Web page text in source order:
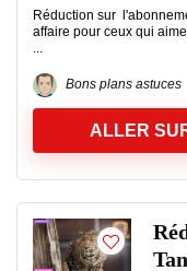
Réduction sur
affaire pour ceux qui
...
Bons plans astuces
ALLER